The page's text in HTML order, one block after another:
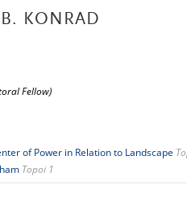
KONRAD
Fellow)
of Power in Relation to Landscape
Topoi 1